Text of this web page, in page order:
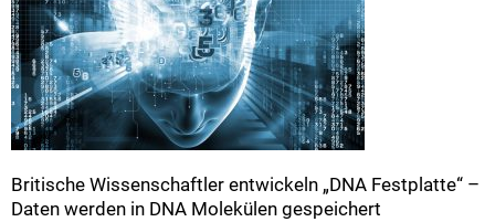
Britische Wissenschaftler entwickeln „DNA Festplatte“ –
Daten werden in DNA Molekülen gespeichert